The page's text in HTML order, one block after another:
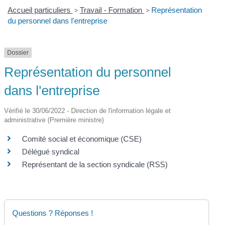
Accueil particuliers > Travail - Formation > Représentation
du personnel dans l'entreprise
Dossier
Représentation du personnel
dans l'entreprise
Vérifié le 30/06/2022 - Direction de l'information légale et
administrative (Première ministre)
Comité social et économique (CSE)
Délégué syndical
Représentant de la section syndicale (RSS)
Questions ? Réponses !